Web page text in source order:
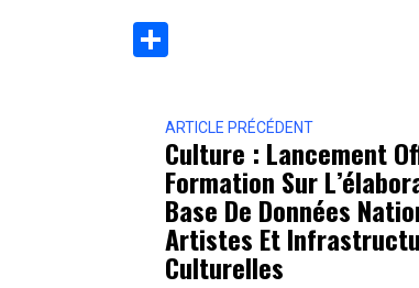
ARTICLE PRÉCÉDENT
Culture : Lancement
Formation Sur
Base De Données
Artistes Et
Culturelles